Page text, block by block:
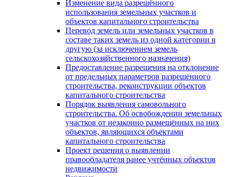
Изменение вида разрешённого
использования земельных участков и
объектов капитального строительства
Перевод земель или земельных участков в
составе таких земель из одной категории в
другую (за исключением земель
сельскохозяйственного назначения)
Предоставление разрешения на отклонение
от предельных параметров разрешённого
строительства, реконструкции объектов
капитального строительства
Порядок выявления самовольного
строительства. Об освобождении земельных
участков от незаконно размещённых на них
объектов, являющихся объектами
капитального строительства
Проект решения о выявлении
правообладателя ранее учтённых объектов
недвижимости